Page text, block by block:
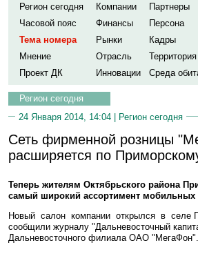
Регион сегодня Компании Партнеры
Часовой пояс
Финансы Персона
Тема номера
Рынки Кадры
Мнение
Отрасль Территория
Проект ДК
Инновации Среда
Регион сегодня
24 Января 2014, 14:04 | Регион сегодня
Сеть фирменной розницы
расширяется по
Теперь жителям Октябрьского района
самый широкий ассортимент мобильных
Новый салон компании открылся в селе
сообщили журналу "Дальневосточный
Дальневосточного филиала ОАО "МегаФон".